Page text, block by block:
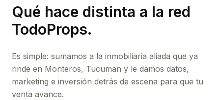
Qué hace distinta a la red
TodoProps.
Es simple: sumamos a la inmobiliaria aliada que ya
rinde en Monteros, Tucuman y le damos datos,
marketing e inversión detrás de escena para que tu
venta avance.